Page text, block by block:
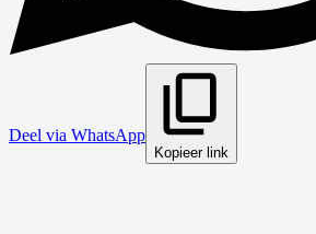
Deel via WhatsApp
Kopieer link